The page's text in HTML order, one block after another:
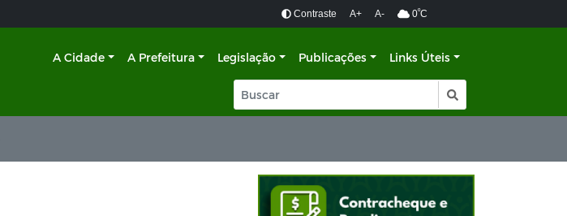
Contraste A+ A- 0ºC
A Cidade A Prefeitura Legislação Publicações Links Úteis